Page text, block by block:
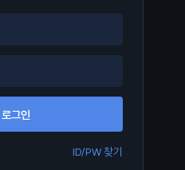
로그인
ID/PW 찾기